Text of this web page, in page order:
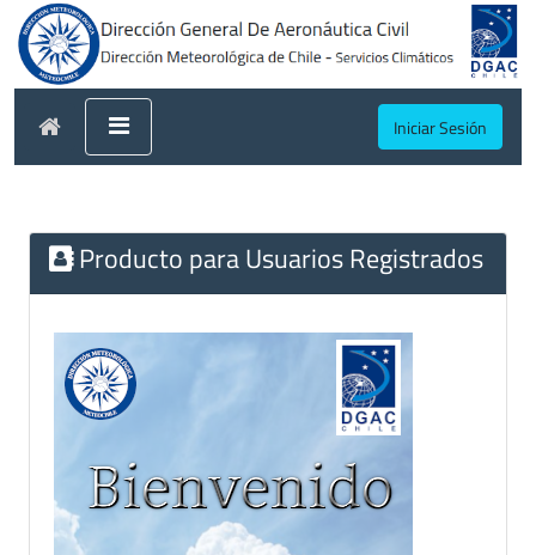
Iniciar Sesión
Producto para Usuarios Registrados